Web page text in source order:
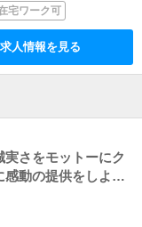
宅ワーク可
求人情報を見る
実さをモットーにク
感動の提供をしよう
日勤務可能・日払